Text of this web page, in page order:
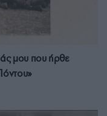
μου που ήρθε